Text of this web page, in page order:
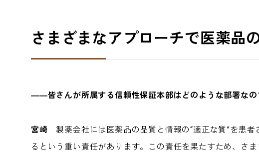
さまざまなアプローチで医薬品
――皆さんが所属する信頼性保証本部はどのような部署なの
宮崎 製薬会社には医薬品の品質と情報の“適正な質”を患
るという重い責任があります。この責任を果たすため、さ